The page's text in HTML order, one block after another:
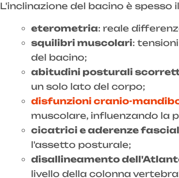
L'inclinazione del bacino è
eterometria: reale
squilibri muscolari:
del bacino;
abitudini posturali
un solo lato del corpo;
disfunzioni cranio-
muscolare, influenzando la
cicatrici e aderenze
l'assetto posturale;
disallineamento
livello della colonna